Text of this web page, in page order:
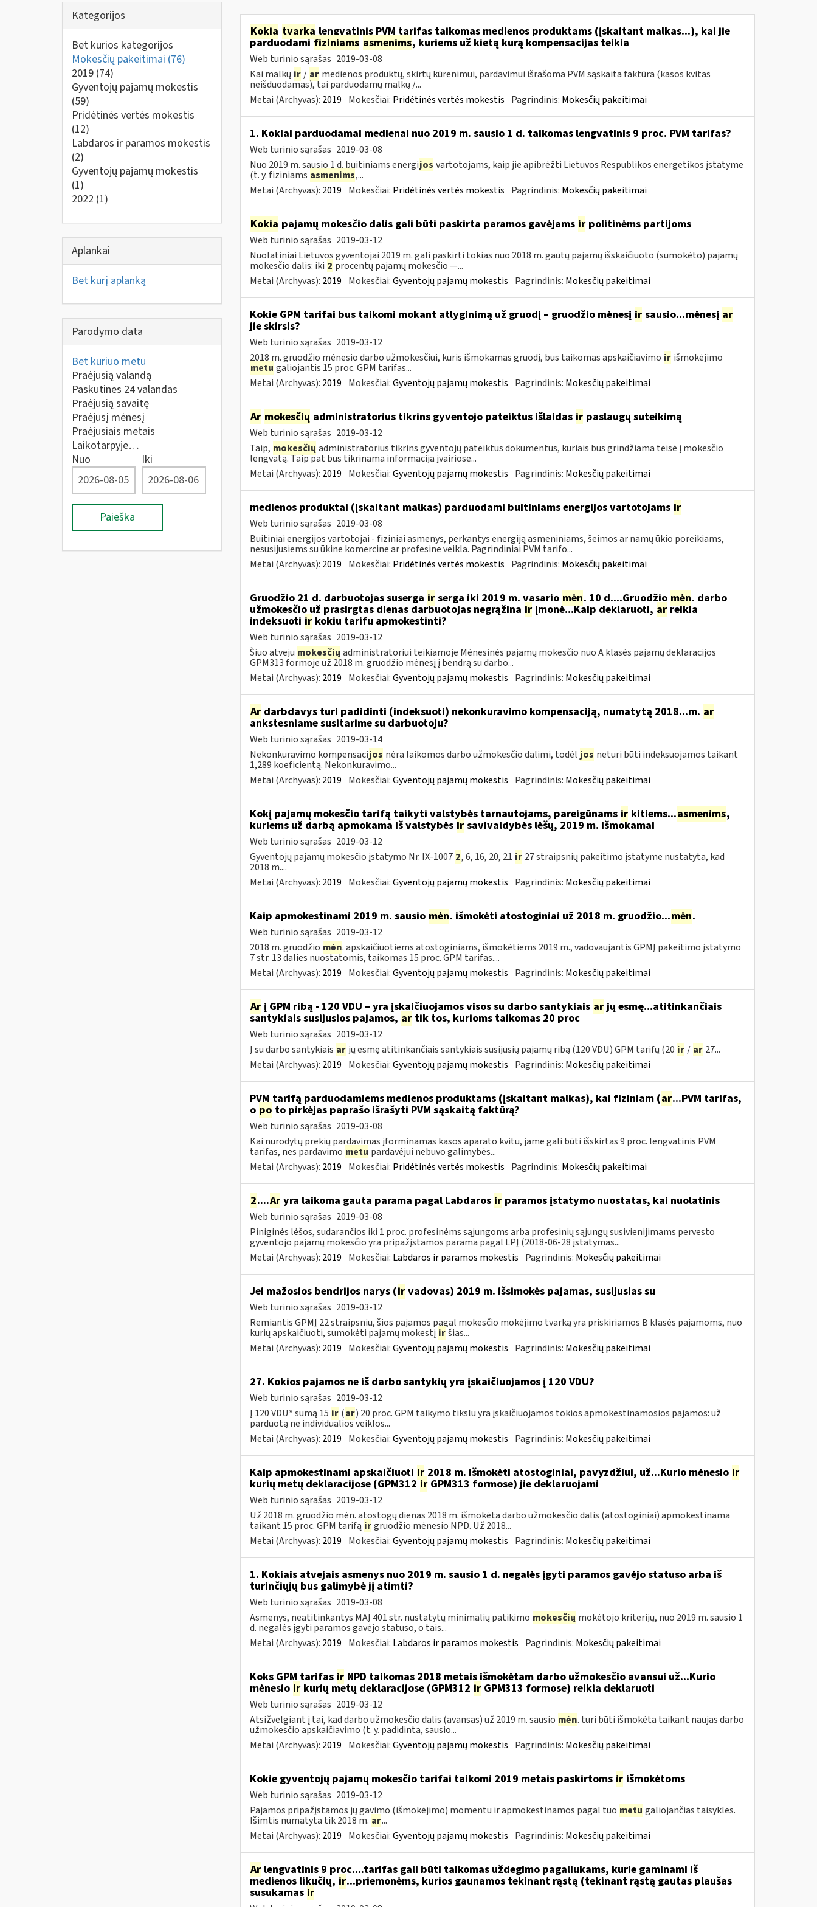
Kategorijos
Bet kurios kategorijos
Mokesčių pakeitimai (76)
2019 (74)
Gyventojų pajamų mokestis
(59)
Pridėtinės vertės mokestis
(12)
Labdaros ir paramos mokestis
(2)
Gyventojų pajamų mokestis
(1)
2022 (1)
Aplankai
Bet kurį aplanką
Parodymo data
Bet kuriuo metu
Praėjusią valandą
Paskutines 24 valandas
Praėjusią savaitę
Praėjusį mėnesį
Praėjusiais metais
Laikotarpyje…
Nuo
Iki
Paieška
Kokia tvarkalengvatinis PVM tarifas taikomas medienos produktams (įskaitant malkas...), kai jie
parduodamifiziniams asmenims, kuriems už kietą kurą kompensacijas teikia
Web turinio sąrašas 2019-03-08
Kai malkų ir / ar medienos produktų, skirtų kūrenimui, pardavimui išrašoma PVM sąskaita faktūra (kasos kvitas
neišduodamas), tai parduodamų malkų /...
Metai (Archyvas): 2019 Mokesčiai: Pridėtinės vertės mokestis Pagrindinis: Mokesčių pakeitimai
1. Kokiai parduodamai medienai nuo 2019 m. sausio 1 d. taikomas lengvatinis 9 proc. PVM tarifas?
Web turinio sąrašas 2019-03-08
Nuo 2019 m. sausio 1 d. buitiniams energijos vartotojams, kaip jie apibrėžti Lietuvos Respublikos energetikos įstatyme
(t. y. fiziniams asmenims,...
Metai (Archyvas): 2019 Mokesčiai: Pridėtinės vertės mokestis Pagrindinis: Mokesčių pakeitimai
Kokia pajamų mokesčio dalis gali būti paskirta paramos gavėjams irpolitinėms partijoms
Web turinio sąrašas 2019-03-12
Nuolatiniai Lietuvos gyventojai 2019 m. gali paskirti tokias nuo 2018 m. gautų pajamų išskaičiuoto (sumokėto) pajamų
mokesčio dalis: iki 2 procentų pajamų mokesčio —...
Metai (Archyvas): 2019 Mokesčiai:Gyventojų pajamų mokestis Pagrindinis: Mokesčių pakeitimai
Kokie GPM tarifai bus taikomi mokant atlyginimą už gruodį – gruodžio mėnesį irsausio...mėnesį ar
jie skirsis?
Web turinio sąrašas 2019-03-12
2018 m. gruodžio mėnesio darbo užmokesčiui, kuris išmokamas gruodį, bus taikomas apskaičiavimo ir išmokėjimo
metu galiojantis 15 proc. GPM tarifas...
Metai (Archyvas): 2019 Mokesčiai:Gyventojų pajamų mokestis Pagrindinis: Mokesčių pakeitimai
Ar mokesčių administratorius tikrins gyventojo pateiktus išlaidas irpaslaugų suteikimą
Web turinio sąrašas 2019-03-12
Taip, mokesčių administratorius tikrins gyventojų pateiktus dokumentus, kuriais bus grindžiama teisė į mokesčio
lengvatą. Taip pat bus tikrinama informacija įvairiose...
Metai (Archyvas): 2019 Mokesčiai:Gyventojų pajamų mokestis Pagrindinis: Mokesčių pakeitimai
medienos produktai (įskaitant malkas) parduodami buitiniams energijos vartotojams ir
Web turinio sąrašas 2019-03-08
Buitiniai energijos vartotojai - fiziniai asmenys, perkantys energiją asmeniniams, šeimos ar namų ūkio poreikiams,
nesusijusiems su ūkine komercine ar profesine veikla. Pagrindiniai PVM tarifo...
Metai (Archyvas): 2019 Mokesčiai: Pridėtinės vertės mokestis Pagrindinis: Mokesčių pakeitimai
Gruodžio 21 d. darbuotojas suserga irserga iki 2019 m. vasario mėn. 10 d....Gruodžio mėn. darbo
užmokesčio už prasirgtas dienas darbuotojas negrąžina irįmonė...Kaip deklaruoti, arreikia
indeksuoti irkokiu tarifu apmokestinti?
Web turinio sąrašas 2019-03-12
Šiuo atveju mokesčių administratoriui teikiamoje Mėnesinės pajamų mokesčio nuo A klasės pajamų deklaracijos
GPM313 formoje už 2018 m. gruodžio mėnesį į bendrą su darbo...
Metai (Archyvas): 2019 Mokesčiai:Gyventojų pajamų mokestis Pagrindinis: Mokesčių pakeitimai
Ardarbdavys turi padidinti (indeksuoti) nekonkuravimo kompensaciją, numatytą 2018...m. ar
ankstesniame susitarime su darbuotoju?
Web turinio sąrašas 2019-03-14
Nekonkuravimo kompensacijos nėra laikomos darbo užmokesčio dalimi, todėl jos neturi būti indeksuojamos taikant
1,289 koeficientą. Nekonkuravimo...
Metai (Archyvas): 2019 Mokesčiai:Gyventojų pajamų mokestis Pagrindinis: Mokesčių pakeitimai
Kokį pajamų mokesčio tarifą taikyti valstybės tarnautojams, pareigūnams irkitiems...asmenims,
kuriems už darbą apmokama iš valstybės irsavivaldybės lėšų, 2019 m. išmokamai
Web turinio sąrašas 2019-03-12
Gyventojų pajamų mokesčio įstatymo Nr. IX-1007 2, 6, 16, 20, 21 ir 27 straipsnių pakeitimo įstatyme nustatyta, kad
2018 m....
Metai (Archyvas): 2019 Mokesčiai:Gyventojų pajamų mokestis Pagrindinis: Mokesčių pakeitimai
Kaip apmokestinami 2019 m. sausio mėn. išmokėti atostoginiai už 2018 m. gruodžio...mėn.
Web turinio sąrašas 2019-03-12
2018 m. gruodžio mėn. apskaičiuotiems atostoginiams, išmokėtiems 2019 m., vadovaujantis GPMĮ pakeitimo įstatymo
7 str. 13 dalies nuostatomis, taikomas 15 proc. GPM tarifas....
Metai (Archyvas): 2019 Mokesčiai:Gyventojų pajamų mokestis Pagrindinis: Mokesčių pakeitimai
Arį GPM ribą - 120 VDU – yra įskaičiuojamos visos su darbo santykiais arjų esmę...atitinkančiais
santykiais susijusios pajamos, artik tos, kurioms taikomas 20 proc
Web turinio sąrašas 2019-03-12
Į su darbo santykiais ar jų esmę atitinkančiais santykiais susijusių pajamų ribą (120 VDU) GPM tarifų (20 ir / ar 27...
Metai (Archyvas): 2019 Mokesčiai:Gyventojų pajamų mokestis Pagrindinis: Mokesčių pakeitimai
PVM tarifą parduodamiems medienos produktams (įskaitant malkas), kai fiziniam (ar...PVM tarifas,
o po to pirkėjas paprašo išrašyti PVM sąskaitą faktūrą?
Web turinio sąrašas 2019-03-08
Kai nurodytų prekių pardavimas įforminamas kasos aparato kvitu, jame gali būti išskirtas 9 proc. lengvatinis PVM
tarifas, nes pardavimo metu pardavėjui nebuvo galimybės...
Metai (Archyvas): 2019 Mokesčiai: Pridėtinės vertės mokestis Pagrindinis: Mokesčių pakeitimai
2....Aryra laikoma gauta parama pagal Labdaros irparamos įstatymo nuostatas, kai nuolatinis
Web turinio sąrašas 2019-03-08
Piniginės lėšos, sudarančios iki 1 proc. profesinėms sąjungoms arba profesinių sąjungų susivienijimams pervesto
gyventojo pajamų mokesčio yra pripažįstamos parama pagal LPĮ (2018-06-28 įstatymas...
Metai (Archyvas): 2019 Mokesčiai: Labdaros ir paramos mokestis Pagrindinis: Mokesčių pakeitimai
Jei mažosios bendrijos narys (irvadovas) 2019 m. išsimokės pajamas, susijusias su
Web turinio sąrašas 2019-03-12
Remiantis GPMĮ 22 straipsniu, šios pajamos pagal mokesčio mokėjimo tvarką yra priskiriamos B klasės pajamoms, nuo
kurių apskaičiuoti, sumokėti pajamų mokestį ir šias...
Metai (Archyvas): 2019 Mokesčiai:Gyventojų pajamų mokestis Pagrindinis: Mokesčių pakeitimai
27. Kokios pajamos ne iš darbo santykių yra įskaičiuojamos į 120 VDU?
Web turinio sąrašas 2019-03-12
Į 120 VDU* sumą 15 ir (ar) 20 proc. GPM taikymo tikslu yra įskaičiuojamos tokios apmokestinamosios pajamos: už
parduotą ne individualios veiklos...
Metai (Archyvas): 2019 Mokesčiai:Gyventojų pajamų mokestis Pagrindinis: Mokesčių pakeitimai
Kaip apmokestinami apskaičiuoti ir2018 m. išmokėti atostoginiai, pavyzdžiui, už...Kurio mėnesio ir
kurių metų deklaracijose (GPM312irGPM313 formose) jie deklaruojami
Web turinio sąrašas 2019-03-12
Už 2018 m. gruodžio mėn. atostogų dienas 2018 m. išmokėta darbo užmokesčio dalis (atostoginiai) apmokestinama
taikant 15 proc. GPM tarifą ir gruodžio mėnesio NPD. Už 2018...
Metai (Archyvas): 2019 Mokesčiai:Gyventojų pajamų mokestis Pagrindinis: Mokesčių pakeitimai
1. Kokiais atvejais asmenys nuo 2019 m. sausio 1 d. negalės įgyti paramos gavėjo statuso arba iš
turinčiųjų bus galimybė jį atimti?
Web turinio sąrašas 2019-03-08
Asmenys, neatitinkantys MAĮ 401 str. nustatytų minimalių patikimo mokesčių mokėtojo kriterijų, nuo 2019 m. sausio 1
d. negalės įgyti paramos gavėjo statuso, o tais...
Metai (Archyvas): 2019 Mokesčiai: Labdaros ir paramos mokestis Pagrindinis: Mokesčių pakeitimai
Koks GPM tarifas irNPD taikomas 2018 metais išmokėtam darbo užmokesčio avansui už...Kurio
mėnesio irkurių metų deklaracijose (GPM312 irGPM313 formose) reikia deklaruoti
Web turinio sąrašas 2019-03-12
Atsižvelgiant į tai, kad darbo užmokesčio dalis (avansas) už 2019 m. sausio mėn. turi būti išmokėta taikant naujas darbo
užmokesčio apskaičiavimo (t. y. padidinta, sausio...
Metai (Archyvas): 2019 Mokesčiai:Gyventojų pajamų mokestis Pagrindinis: Mokesčių pakeitimai
Kokie gyventojų pajamų mokesčio tarifai taikomi 2019 metais paskirtoms irišmokėtoms
Web turinio sąrašas 2019-03-12
Pajamos pripažįstamos jų gavimo (išmokėjimo) momentu ir apmokestinamos pagal tuo metu galiojančias taisykles.
Išimtis numatyta tik 2018 m. ar...
Metai (Archyvas): 2019 Mokesčiai:Gyventojų pajamų mokestis Pagrindinis: Mokesčių pakeitimai
Arlengvatinis 9 proc....tarifas gali būti taikomas uždegimo pagaliukams, kurie gaminami iš
medienos likučių, ir...priemonėms, kurios gaunamos tekinant rąstą (tekinant rąstą gautas plaušas
susukamas ir